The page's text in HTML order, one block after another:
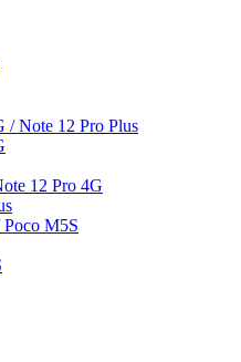
/ Note 12 Pro Plus
12 Pro 4G
M5S